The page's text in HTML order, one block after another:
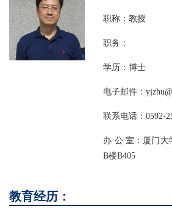
职称：教授
职务：
学历：博士
电子邮件：
联系电话：0592-
办 公 室：厦门大
B楼B405
教育经历：